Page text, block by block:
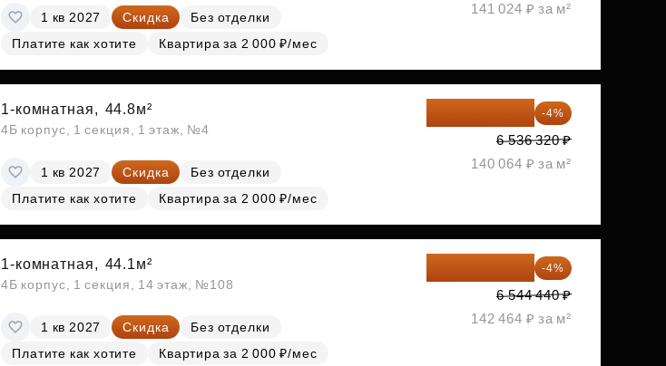
1 кв 2027 Скидка
Без отделки
Платите как хотите
Квартира за 2 000 ₽/мес
141 024 ₽ за м²
1-комнатная, 44.8м²
4Б корпус, 1 секция, 1 этаж, №4
1 кв 2027 Скидка
Без отделки
Платите как хотите
Квартира за 2 000 ₽/мес
6 274 867 ₽ -4%
6 536 320 ₽
140 064 ₽ за м²
1-комнатная, 44.1м²
4Б корпус, 1 секция, 14 этаж, №108
1 кв 2027 Скидка
Без отделки
Платите как хотите
Квартира за 2 000 ₽/мес
6 282 662 ₽ -4%
6 544 440 ₽
142 464 ₽ за м²